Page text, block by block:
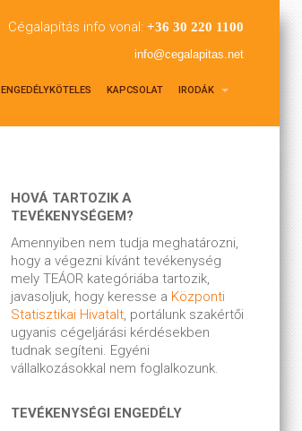
Cégalapítás info vonal: +36 30 220 1100
info@cegalapitas.net
ENGEDÉLYKÖTELES KAPCSOLAT IRODÁK
HOVÁ TARTOZIK A
TEVÉKENYSÉGEM?
Amennyiben nem tudja meghatározni,
hogy a végezni kívánt tevékenység
mely TEÁOR kategóriába tartozik,
javasoljuk, hogy keresse a Központi
Statisztikai Hivatalt, portálunk szakértői
ugyanis cégeljárási kérdésekben
tudnak segíteni. Egyéni
vállalkozásokkal nem foglalkozunk.
TEVÉKENYSÉGI ENGEDÉLY